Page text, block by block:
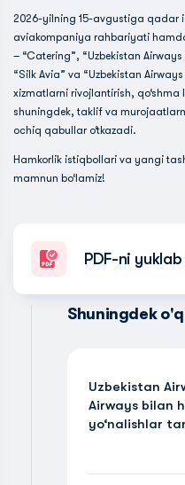
2026-yilning 15-avgustiga qadar
aviakompaniya rahbariyati
– “Catering”, “Uzbekistan
“Silk Avia” va “Uzbekistan
xizmatlarni rivojlantirish,
shuningdek, taklif va
ochiq qabullar o‘tkazadi.
Hamkorlik istiqbollari va yangi
mamnun bo‘lamiz!
PDF-ni
Shuningdek
Uzbekistan
Airways bilan
yo‘nalishlar